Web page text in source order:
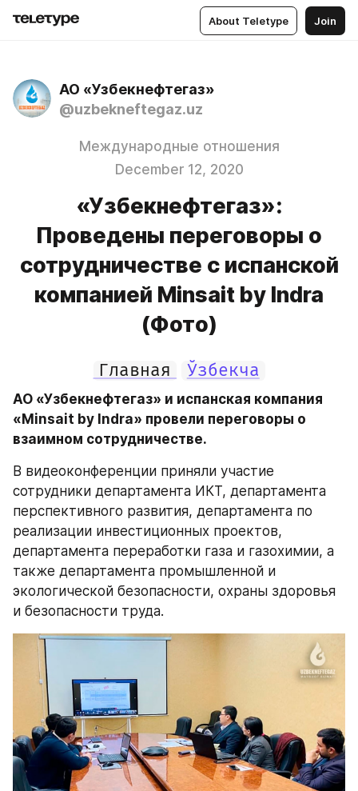
About Teletype Join
АО «Узбекнефтегаз»
@uzbekneftegaz.uz
Международные отношения
December 12, 2020
«Узбекнефтегаз»:
Проведены переговоры о
сотрудничестве с испанской
компанией Minsait by Indra
(Фото)
Главная Ўзбекча
АО «Узбекнефтегаз» и испанская компания
«Minsait by Indra» провели переговоры о
взаимном сотрудничестве.
В видеоконференции приняли участие
сотрудники департамента ИКТ, департамента
перспективного развития, департамента по
реализации инвестиционных проектов,
департамента переработки газа и газохимии, а
также департамента промышленной и
экологической безопасности, охраны здоровья
и безопасности труда.